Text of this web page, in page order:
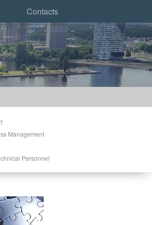
Contacts
Management
Personnel